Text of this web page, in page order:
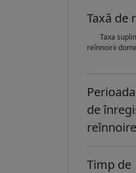
Taxă de
Taxa
reînnoirii
de
reînnoire
Timp de